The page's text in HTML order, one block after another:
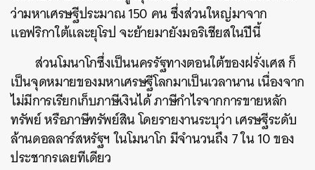
ว่ามหาเศรษฐีประมาณ 150 คน ซึ่งส่วนใหญ่มาจาก
แอฟริกาใต้และยุโรป จะย้ายมายังมอริเชียสในปีนี้
ส่วนโมนาโกซึ่งเป็นนครรัฐทางตอนใต้ของฝรั่งเศส ก็
เป็นจุดหมายของมหาเศรษฐีโลกมาเป็นเวลานาน เนื่องจาก
ไม่มีการเรียกเก็บภาษีเงินได้ ภาษีกำไรจากการขายหลัก
ทรัพย์ หรือภาษีทรัพย์สิน โดยรายงานระบุว่า เศรษฐีระดับ
ล้านดอลลาร์สหรัฐฯ ในโมนาโก มีจำนวนถึง 7 ใน 10 ของ
ประชากรเลยทีเดียว